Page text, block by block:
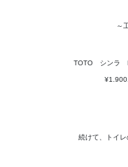
～
TOTO シンラ D
続けて、トイレ